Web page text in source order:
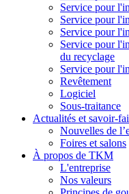
Service pour
Service pour
Service pour
Service pour
du recyclage
Service pour
Revêtement
Logiciel
Sous-traitance
Actualités et savoir-
Nouvelles de
Foires et salons
À propos de TKM
L'entreprise
Nos valeurs